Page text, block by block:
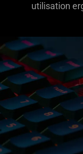
utilisation